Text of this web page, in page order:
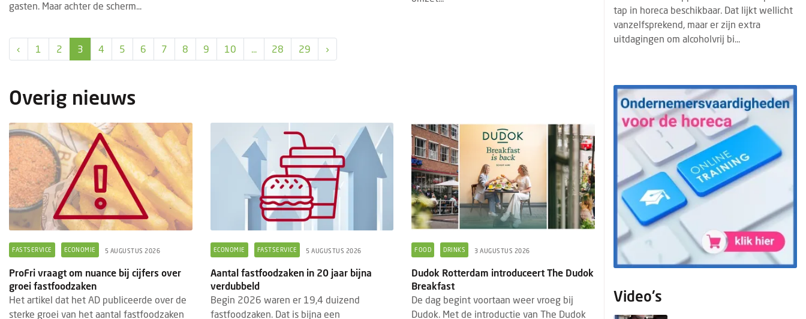
gasten. Maar achter de scherm...
‹ 1 2 3 4 5 6 7 8 9 10 ... 28 29 ›
Overig nieuws
FASTSERVICE ECONOMIE 5 AUGUSTUS 2026
ProFri vraagt om nuance bij cijfers over
groei fastfoodzaken
Het artikel dat het AD publiceerde over de
sterke groei van het aantal fastfoodzaken
ECONOMIE FASTSERVICE 5 AUGUSTUS 2026
Aantal fastfoodzaken in 20 jaar bijna
verdubbeld
Begin 2026 waren er 19,4 duizend
fastfoodzaken. Dat is bijna een
FOOD DRINKS 3 AUGUSTUS 2026
Dudok Rotterdam introduceert The Dudok
Breakfast
De dag begint voortaan weer vroeg bij
Dudok. Met de introductie van The Dudok
sterke groei van het aantal fastfoodzaken
Vereniging Professionele Fritu...
horecavakbeurs voor ambitieu...
Dudok. Met de introductie van The Dudok
Breakfast geeft Dudok Rotterdam een
eigentijdse invulling aan een klassi...
Video's